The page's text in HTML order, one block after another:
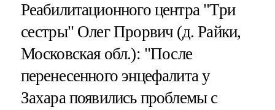
Реабилитационного центра "Три
сестры" Олег Прорвич (д. Райки,
Московская обл.): "После
перенесенного энцефалита у
Захара появились проблемы с